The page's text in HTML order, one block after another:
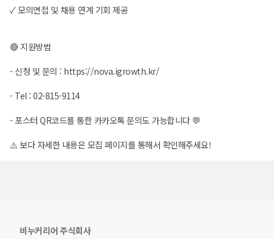
✓ 모의면접 및 채용 연계 기회 제공
🔴 지원방법
- 신청 및 문의 : https://nova.igrowth.kr/
- Tel : 02-815-9114
- 포스터 QR코드를 통한 카카오톡 문의도 가능합니다 💬
⚠️ 보다 자세한 내용은 모집 페이지를 통해서 확인해주세요!
비누커리어 주식회사